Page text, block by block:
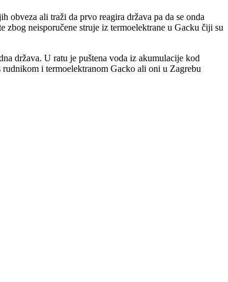
ali traži da prvo reagira država pa da se onda
neisporučene struje iz termoelektrane u Gacku čiji su
država. U ratu je puštena voda iz akumulacije kod
i termoelektranom Gacko ali oni u Zagrebu